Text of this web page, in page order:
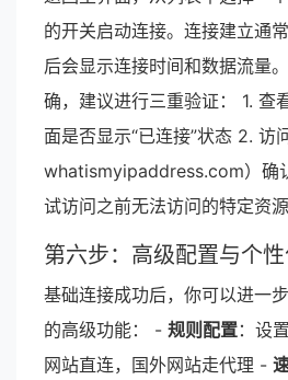
的开关启动连接。连接建立通
后会显示连接时间和数据流量
确，建议进行三重验证： 1.
面是否显示“已连接”状态 2. 访
whatismyipaddress.com）确
试访问之前无法访问的特定资
第六步：高级配置与个
基础连接成功后，你可以进一
的高级功能： - 规则配置：设
网站直连，国外网站走代理 -